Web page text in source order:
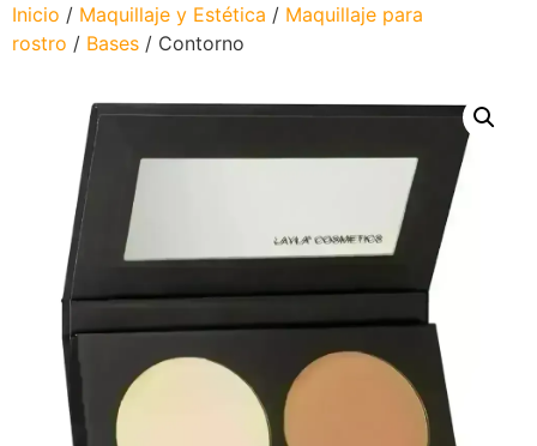
Inicio / Maquillaje y Estética / Maquillaje para
rostro / Bases / Contorno